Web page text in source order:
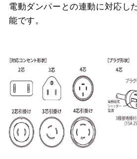
電動ダンパーとの連動に対応し
能です。